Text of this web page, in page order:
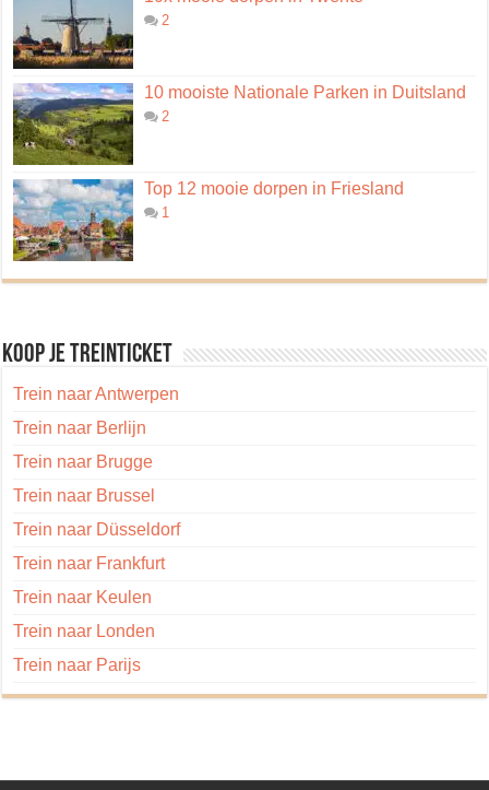
2
10 mooiste Nationale Parken in Duitsland
2
Top 12 mooie dorpen in Friesland
1
Koop je treinticket
Trein naar Antwerpen
Trein naar Berlijn
Trein naar Brugge
Trein naar Brussel
Trein naar Düsseldorf
Trein naar Frankfurt
Trein naar Keulen
Trein naar Londen
Trein naar Parijs